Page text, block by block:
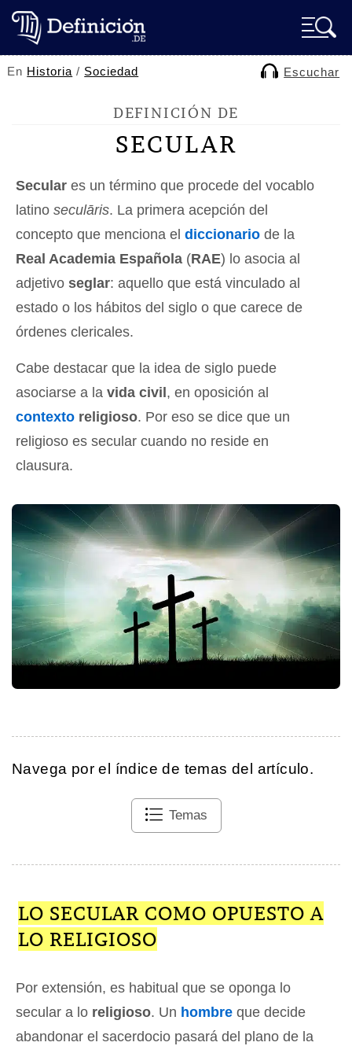
En Historia / Sociedad Escuchar
DEFINICIÓN DE
SECULAR
Secular es un término que procede del vocablo
latino seculāris. La primera acepción del
concepto que menciona el diccionario de la
Real Academia Española (RAE) lo asocia al
adjetivo seglar: aquello que está vinculado al
estado o los hábitos del siglo o que carece de
órdenes clericales.
Cabe destacar que la idea de siglo puede
asociarse a la vida civil , en oposición al
contexto religioso. Por eso se dice que un
religioso es secular cuando no reside en
clausura.
Navega por el índice de temas del artículo.
Temas
LO SECULAR COMO OPUESTO A
LO RELIGIOSO
Por extensión, es habitual que se oponga lo
secular a lo religioso. Un hombre que decide
abandonar el sacerdocio pasará del plano de la